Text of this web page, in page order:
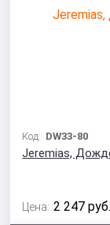
Код: DW33-80
Jeremias,
Цена: 2 247 руб.